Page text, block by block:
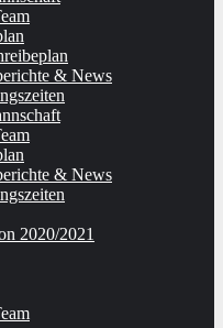
& News
& News
2020/2021